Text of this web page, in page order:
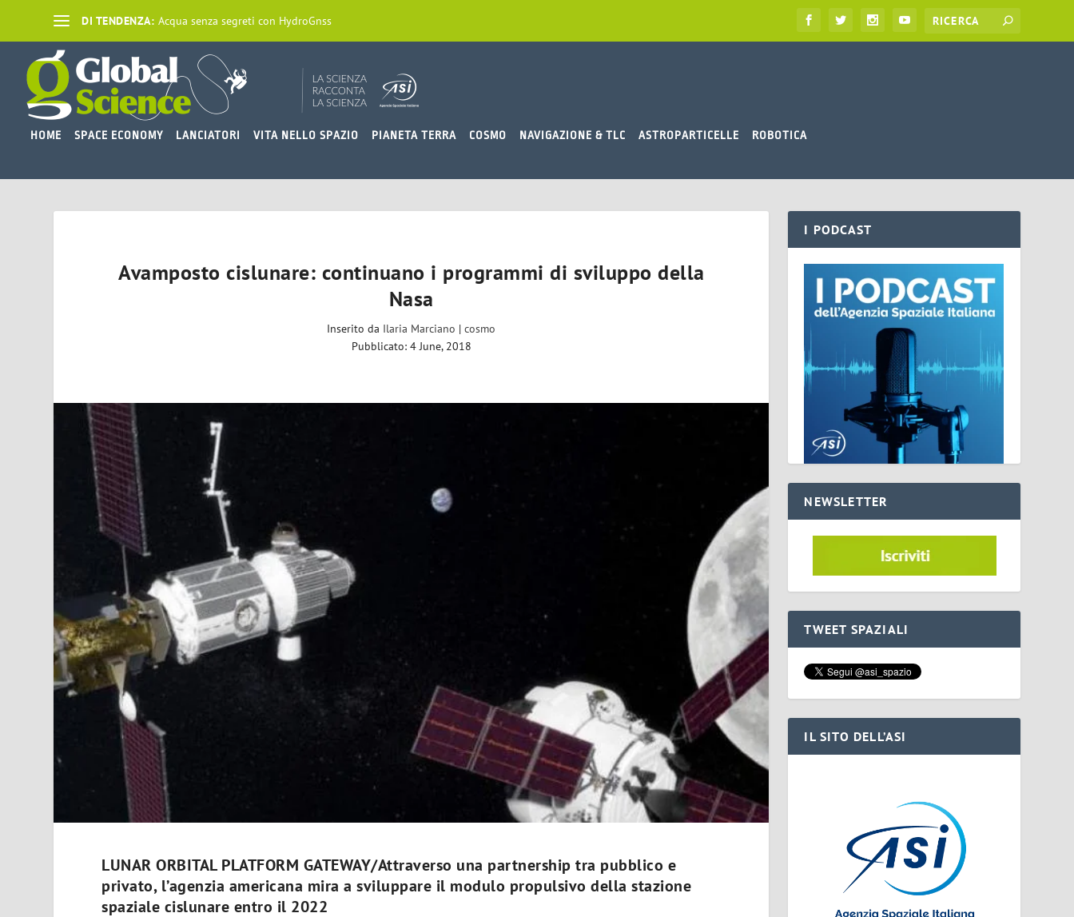
DI TENDENZA: Acqua senza segreti con HydroGnss
HOME SPACE ECONOMY LANCIATORI VITA NELLO SPAZIO PIANETA TERRA COSMO NAVIGAZIONE & TLC ASTROPARTICELLE ROBOTICA
Avamposto cislunare: continuano i programmi di sviluppo della
Nasa
Inserito da Ilaria Marciano |cosmo
Pubblicato: 4 June, 2018
LUNAR ORBITAL PLATFORM GATEWAY/Attraverso una partnership tra pubblico e
privato, l’agenzia americana mira a sviluppare il modulo propulsivo della stazione
spaziale cislunare entro il 2022
I PODCAST
NEWSLETTER
TWEET SPAZIALI
IL SITO DELL’ASI